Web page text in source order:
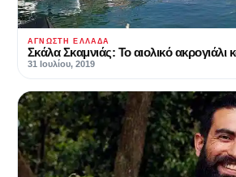
ΆΓΝΩΣΤΗ ΕΛΛΆΔΑ
Σκάλα Σκαμνιάς: Το αιολικό ακρογιάλι
31 Ιουλίου, 2019